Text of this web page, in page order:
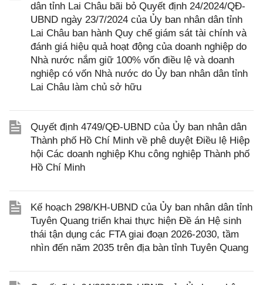
dân tỉnh Lai Châu bãi bỏ Quyết định 24/2024/QĐ-
UBND ngày 23/7/2024 của Ủy ban nhân dân tỉnh
Lai Châu ban hành Quy chế giám sát tài chính và
đánh giá hiệu quả hoạt động của doanh nghiệp do
Nhà nước nắm giữ 100% vốn điều lệ và doanh
nghiệp có vốn Nhà nước do Ủy ban nhân dân tỉnh
Lai Châu làm chủ sở hữu
Quyết định 4749/QĐ-UBND của Ủy ban nhân dân
Thành phố Hồ Chí Minh về phê duyệt Điều lệ Hiệp
hội Các doanh nghiệp Khu công nghiệp Thành phố
Hồ Chí Minh
Kế hoạch 298/KH-UBND của Ủy ban nhân dân tỉnh
Tuyên Quang triển khai thực hiện Đề án Hệ sinh
thái tận dụng các FTA giai đoạn 2026-2030, tầm
nhìn đến năm 2035 trên địa bàn tỉnh Tuyên Quang